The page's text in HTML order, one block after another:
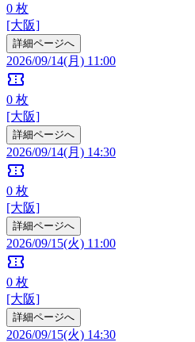
0 枚
[大阪]
詳細ページへ
2026/09/14(月) 11:00
confirmation_number
0 枚
[大阪]
詳細ページへ
2026/09/14(月) 14:30
confirmation_number
0 枚
[大阪]
詳細ページへ
2026/09/15(火) 11:00
confirmation_number
0 枚
[大阪]
詳細ページへ
2026/09/15(火) 14:30